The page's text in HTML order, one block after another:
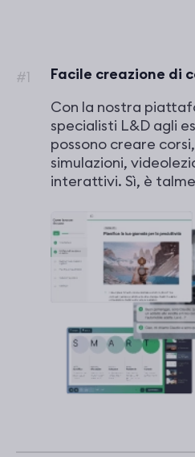
Facile creazione di
Con la nostra
specialisti L&D agli
possono creare
simulazioni,
interattivi. Sì, è